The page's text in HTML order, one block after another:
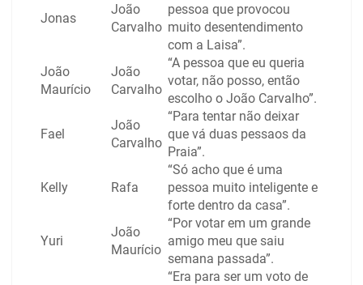
Jonas
João
Carvalho
pessoa que provocou
muito desentendimento
com a Laisa”.
João
Maurício
João
Carvalho
“A pessoa que eu queria
votar, não posso, então
escolho o João Carvalho”.
Fael
João
Carvalho
“Para tentar não deixar
que vá duas pessaos da
Praia”.
Kelly Rafa
“Só acho que é uma
pessoa muito inteligente e
forte dentro da casa”.
Yuri
João
Maurício
“Por votar em um grande
amigo meu que saiu
semana passada”.
“Era para ser um voto de